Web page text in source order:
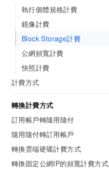
執行個體規格計費
鏡像計費
Block Storage計費
公網頻寬計費
快照計費
計費方式
轉換計費方式
訂用帳戶轉隨用隨付
隨用隨付轉訂用帳戶
轉換雲端硬碟計費方式
轉換固定公網IP的頻寬計費方式